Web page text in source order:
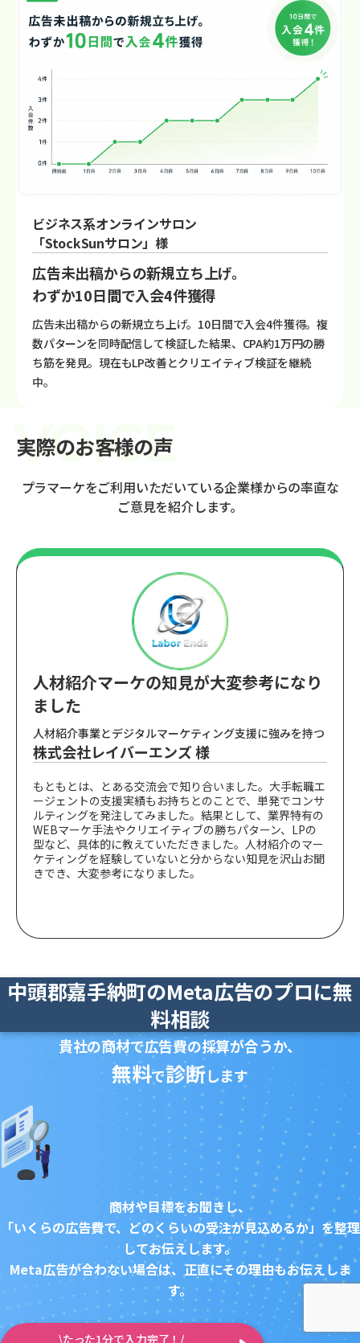
ビジネス系オンラインサロン
「StockSunサロン」様
広告未出稿からの新規立ち上げ。
わずか10日間で入会4件獲得
広告未出稿からの新規立ち上げ。10日間で入会4件獲得。複
数パターンを同時配信して検証した結果、CPA約1万円の勝
ち筋を発見。現在もLP改善とクリエイティブ検証を継続
中。
実際のお客様の声
プラマーケをご利用いただいている企業様からの率直な
ご意見を紹介します。
人材紹介マーケの知見が大変参考になり
ました
人材紹介事業とデジタルマーケティング支援に強みを持つ
株式会社レイバーエンズ 様
もともとは、とある交流会で知り合いました。大手転職エ
ージェントの支援実績もお持ちとのことで、単発でコンサ
ルティングを発注してみました。結果として、業界特有の
WEBマーケ手法やクリエイティブの勝ちパターン、LPの
型など、具体的に教えていただきました。人材紹介のマー
ケティングを経験していないと分からない知見を沢山お聞
きでき、大変参考になりました。
中頭郡嘉手納町のMeta広告のプロに無
料相談
貴社の商材で広告費の採算が合うか、
無料で診断します
商材や目標をお聞きし、
「いくらの広告費で、どのくらいの受注が見込めるか」を整理
してお伝えします。
Meta広告が合わない場合は、正直にその理由もお伝えしま
す。
\たった1分で入力完了！/